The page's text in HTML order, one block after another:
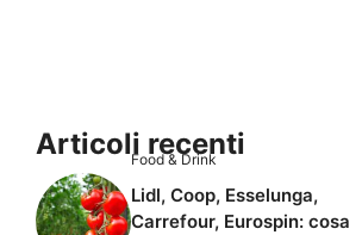
Articoli recenti
Food & Drink
Lidl, Coop, Esselunga,
Carrefour, Eurospin: cosa